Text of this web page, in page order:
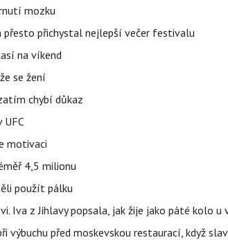
mozku
přesto přichystal nejlepší večer festivalu
na víkend
se žení
chybí důkaz
UFC
motivaci
4,5 milionu
použít pálku
Iva z Jihlavy popsala, jak žije jako páté kolo u
výbuchu před moskevskou restaurací, když